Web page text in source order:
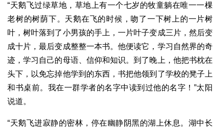
“天鹅飞过绿草地，草地上有一个七岁的牧童躺在唯一一棵
老树的树荫下。天鹅在飞的时候，吻了一下树上的一片树
叶，树叶落到了小男孩的手上，一片叶子变成三片，然后变
成十片，最后变成整整一本书。他便读它，学习自然界的奇
迹，学习自己的母语、信仰和知识。到了晚上，他把书枕在
头下，以免忘掉他学到的东西，书把他领到了学校的凳子上
和书桌前。我在一群学者的名字中读到过他的名字！”太阳
说道。
“天鹅飞进寂静的密林，停在幽静阴黑的湖上休息。湖中长